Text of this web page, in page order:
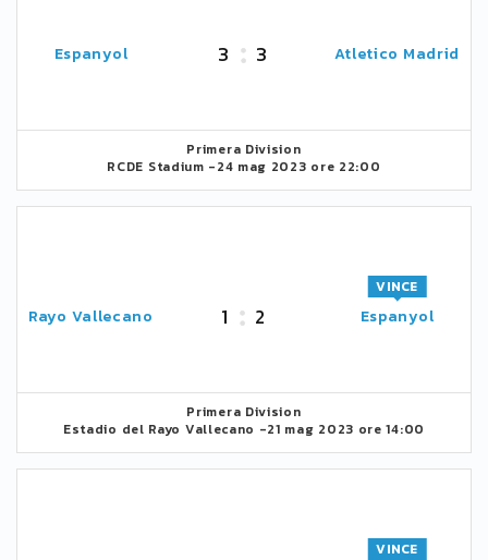
Espanyol 3 3 Atletico Madrid
Primera Division
RCDE Stadium -24 mag 2023 ore 22:00
Rayo Vallecano 1 2 Espanyol
VINCE
Primera Division
Estadio del Rayo Vallecano -21 mag 2023 ore 14:00
VINCE